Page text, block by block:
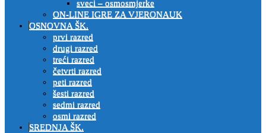
sveci – osmosmjerke
ON-LINE IGRE ZA VJERONAUK
OSNOVNA ŠK.
prvi razred
drugi razred
treći razred
četvrti razred
peti razred
šesti razred
sedmi razred
osmi razred
SREDNJA ŠK.